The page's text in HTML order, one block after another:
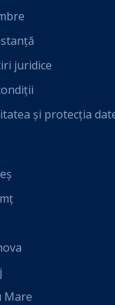
juridice
și protecția
Mare